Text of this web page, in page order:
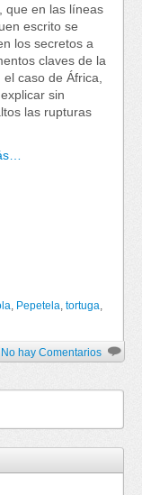
que en las líneas
escrito se
los secretos a
claves de la
caso de África,
sin
las rupturas
, Pepetela, tortuga,
No hay Comentarios